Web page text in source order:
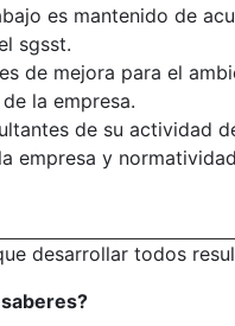
es mantenido de
sgsst.
de mejora para el
la empresa.
de su actividad
empresa y
desarrollar todos